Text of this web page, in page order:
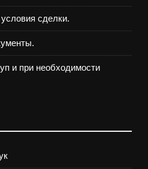
сделки.
и при необходимости